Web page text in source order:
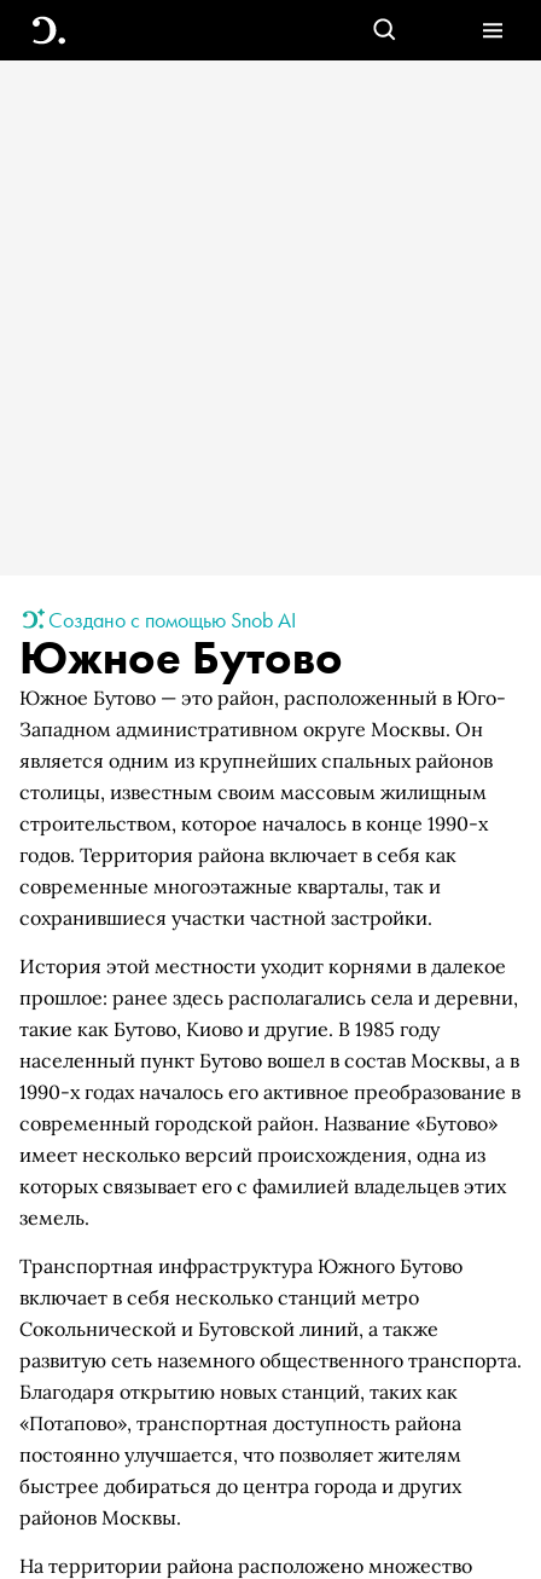
Создано с помощью Snob AI
Южное Бутово
Южное Бутово — это район, расположенный в Юго-
Западном административном округе Москвы. Он
является одним из крупнейших спальных районов
столицы, известным своим массовым жилищным
строительством, которое началось в конце 1990-х
годов. Территория района включает в себя как
современные многоэтажные кварталы, так и
сохранившиеся участки частной застройки.
История этой местности уходит корнями в далекое
прошлое: ранее здесь располагались села и деревни,
такие как Бутово, Киово и другие. В 1985 году
населенный пункт Бутово вошел в состав Москвы, а в
1990-х годах началось его активное преобразование в
современный городской район. Название «Бутово»
имеет несколько версий происхождения, одна из
которых связывает его с фамилией владельцев этих
земель.
Транспортная инфраструктура Южного Бутово
включает в себя несколько станций метро
Сокольнической и Бутовской линий, а также
развитую сеть наземного общественного транспорта.
Благодаря открытию новых станций, таких как
«Потапово», транспортная доступность района
постоянно улучшается, что позволяет жителям
быстрее добираться до центра города и других
районов Москвы.
На территории района расположено множество